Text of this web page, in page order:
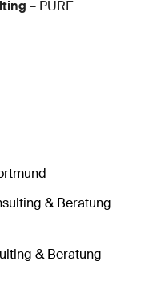
– PURE
& Beratung
& Beratung